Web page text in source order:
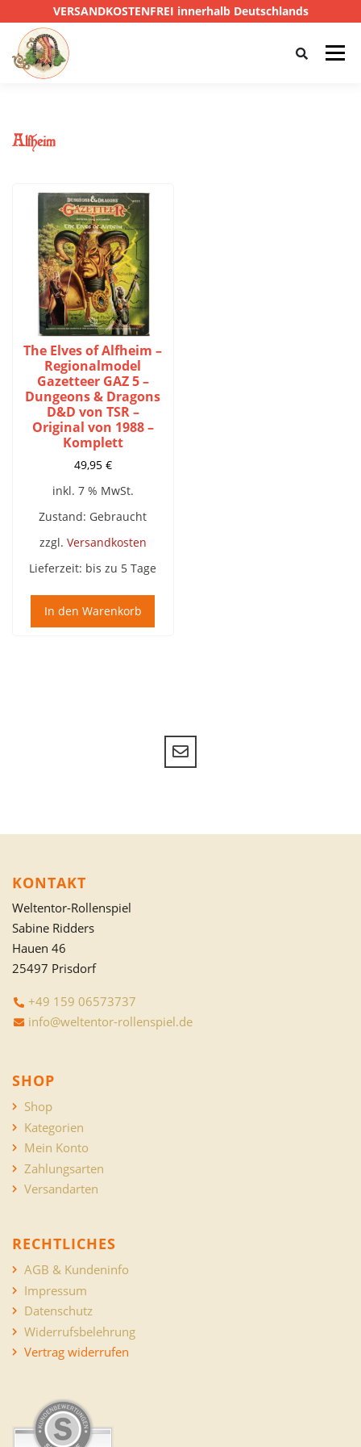
VERSANDKOSTENFREI innerhalb Deutschlands
Menü
SONSTIGE
Alfheim
The Elves of Alfheim –
Regionalmodel
Gazetteer GAZ 5 –
Dungeons & Dragons
D&D von TSR –
Original von 1988 –
Komplett
49,95 €
inkl. 7 % MwSt.
Zustand: Gebraucht
zzgl. Versandkosten
Lieferzeit: bis zu 5 Tage
In den Warenkorb
KONTAKT
Weltentor-Rollenspiel
Sabine Ridders
Hauen 46
25497 Prisdorf
+49 159 06573737
info@weltentor-rollenspiel.de
SHOP
Shop
Kategorien
Mein Konto
Zahlungsarten
Versandarten
RECHTLICHES
AGB & Kundeninfo
Impressum
Datenschutz
Widerrufsbelehrung
Vertrag widerrufen